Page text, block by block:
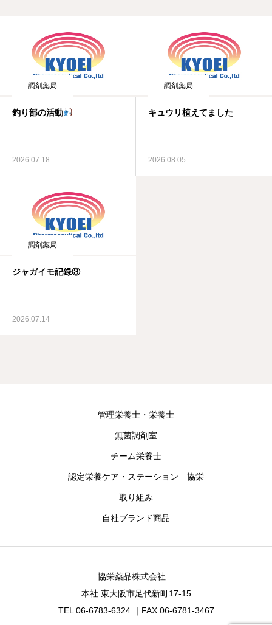
調剤薬局
釣り部の活動
2026.07.18
調剤薬局
キュウリ植えてました
2026.08.05
調剤薬局
ジャガイモ記録③
2026.07.14
管理栄養士・栄養士
無菌調剤室
チーム栄養士
認定栄養ケア・ステーション 協栄
取り組み
自社ブランド商品
協栄薬品株式会社
本社 東大阪市足代新町17-15
TEL 06-6783-6324 ｜FAX 06-6781-3467